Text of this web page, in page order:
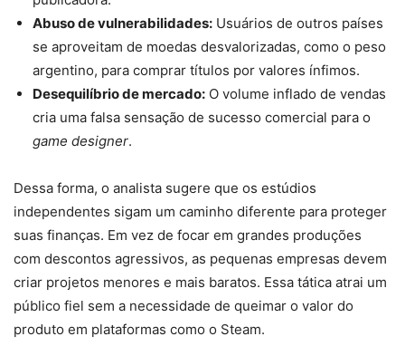
Abuso de vulnerabilidades: Usuários de outros países
se aproveitam de moedas desvalorizadas, como o peso
argentino, para comprar títulos por valores ínfimos.
Desequilíbrio de mercado: O volume inflado de vendas
cria uma falsa sensação de sucesso comercial para o
game designer.
Dessa forma, o analista sugere que os estúdios
independentes sigam um caminho diferente para proteger
suas finanças. Em vez de focar em grandes produções
com descontos agressivos, as pequenas empresas devem
criar projetos menores e mais baratos. Essa tática atrai um
público fiel sem a necessidade de queimar o valor do
produto em plataformas como o Steam.